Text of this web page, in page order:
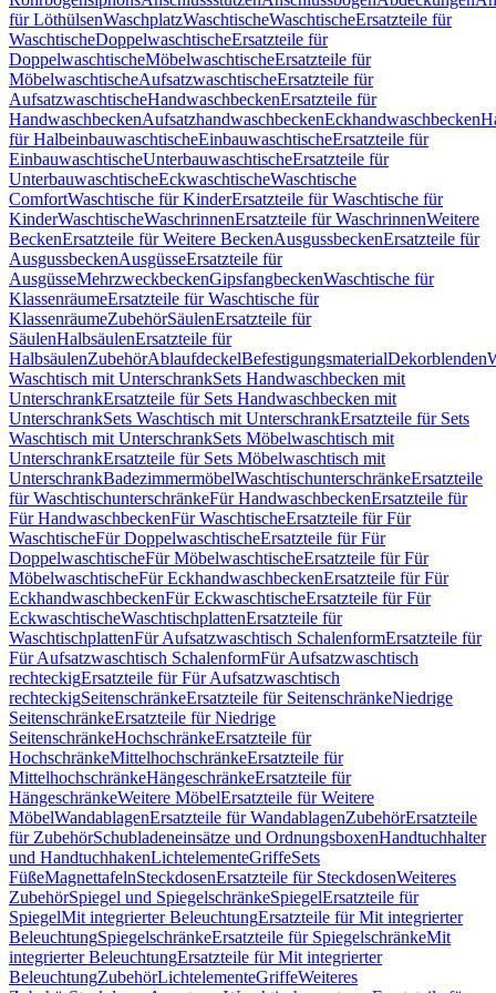
für LöthülsenWaschplatzWaschtischeWaschtischeErsatzteile für
WaschtischeDoppelwaschtischeErsatzteile für
DoppelwaschtischeMöbelwaschtischeErsatzteile für
MöbelwaschtischeAufsatzwaschtischeErsatzteile für
AufsatzwaschtischeHandwaschbeckenErsatzteile für
HandwaschbeckenAufsatzhandwaschbeckenEckhandwaschbecken
für HalbeinbauwaschtischeEinbauwaschtischeErsatzteile für
EinbauwaschtischeUnterbauwaschtischeErsatzteile für
UnterbauwaschtischeEckwaschtischeWaschtische
ComfortWaschtische für KinderErsatzteile für Waschtische für
KinderWaschtischeWaschrinnenErsatzteile für WaschrinnenWeitere
BeckenErsatzteile für Weitere BeckenAusgussbeckenErsatzteile für
AusgussbeckenAusgüsseErsatzteile für
AusgüsseMehrzweckbeckenGipsfangbeckenWaschtische für
KlassenräumeErsatzteile für Waschtische für
KlassenräumeZubehörSäulenErsatzteile für
SäulenHalbsäulenErsatzteile für
HalbsäulenZubehörAblaufdeckelBefestigungsmaterialDekorblenden
Waschtisch mit UnterschrankSets Handwaschbecken mit
UnterschrankErsatzteile für Sets Handwaschbecken mit
UnterschrankSets Waschtisch mit UnterschrankErsatzteile für Sets
Waschtisch mit UnterschrankSets Möbelwaschtisch mit
UnterschrankErsatzteile für Sets Möbelwaschtisch mit
UnterschrankBadezimmermöbelWaschtischunterschränkeErsatzteile
für WaschtischunterschränkeFür HandwaschbeckenErsatzteile für
Für HandwaschbeckenFür WaschtischeErsatzteile für Für
WaschtischeFür DoppelwaschtischeErsatzteile für Für
DoppelwaschtischeFür MöbelwaschtischeErsatzteile für Für
MöbelwaschtischeFür EckhandwaschbeckenErsatzteile für Für
EckhandwaschbeckenFür EckwaschtischeErsatzteile für Für
EckwaschtischeWaschtischplattenErsatzteile für
WaschtischplattenFür Aufsatzwaschtisch SchalenformErsatzteile für
Für Aufsatzwaschtisch SchalenformFür Aufsatzwaschtisch
rechteckigErsatzteile für Für Aufsatzwaschtisch
rechteckigSeitenschränkeErsatzteile für SeitenschränkeNiedrige
SeitenschränkeErsatzteile für Niedrige
SeitenschränkeHochschränkeErsatzteile für
HochschränkeMittelhochschränkeErsatzteile für
MittelhochschränkeHängeschränkeErsatzteile für
HängeschränkeWeitere MöbelErsatzteile für Weitere
MöbelWandablagenErsatzteile für WandablagenZubehörErsatzteile
für ZubehörSchubladeneinsätze und OrdnungsboxenHandtuchhalter
und HandtuchhakenLichtelementeGriffeSets
FüßeMagnettafelnSteckdosenErsatzteile für SteckdosenWeiteres
ZubehörSpiegel und SpiegelschränkeSpiegelErsatzteile für
SpiegelMit integrierter BeleuchtungErsatzteile für Mit integrierter
BeleuchtungSpiegelschränkeErsatzteile für SpiegelschränkeMit
integrierter BeleuchtungErsatzteile für Mit integrierter
BeleuchtungZubehörLichtelementeGriffeWeiteres